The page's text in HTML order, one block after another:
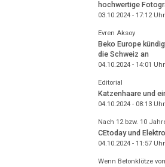
hochwertige
03.10.2024 - 17:12Uhr
Evren Aksoy
Beko Europe
die Schweiz an
04.10.2024 - 14:01 Uhr
Editorial
Katzenhaare und
04.10.2024 - 08:13Uhr
Nach 12 bzw. 10
CEtoday und
04.10.2024 - 11:57Uhr
Wenn Betonklötze